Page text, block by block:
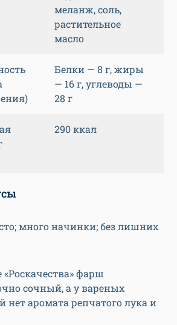
меланж, соль,
растительное
масло
Белки — 8 г, жиры
— 16 г, углеводы —
28 г
290 ккал
много начинки; без лишних
«Роскачества» фарш
сочный, а у вареных
нет аромата репчатого лука и